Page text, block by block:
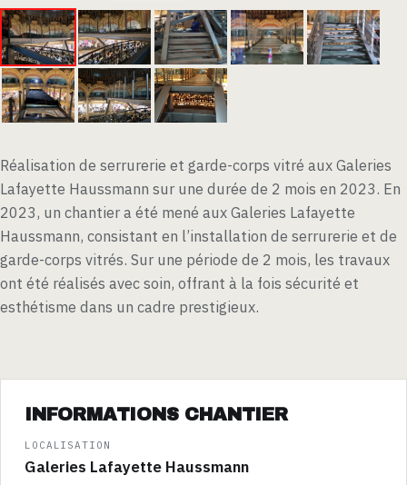
Réalisation de serrurerie et garde-corps vitré aux Galeries
Lafayette Haussmann sur une durée de 2 mois en 2023. En
2023, un chantier a été mené aux Galeries Lafayette
Haussmann, consistant en l’installation de serrurerie et de
garde-corps vitrés. Sur une période de 2 mois, les travaux
ont été réalisés avec soin, offrant à la fois sécurité et
esthétisme dans un cadre prestigieux.
INFORMATIONS CHANTIER
LOCALISATION
Galeries Lafayette Haussmann